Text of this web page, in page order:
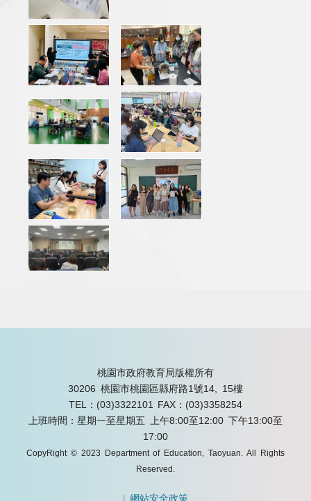
桃園市政府教育局版權所有
30206 桃園市桃園區縣府路1號14, 15樓
TEL：(03)3322101 FAX：(03)3358254
上班時間：星期一至星期五 上午8:00至12:00 下午13:00至
17:00
CopyRight © 2023 Department of Education, Taoyuan. All Rights
Reserved.
|網站安全政策